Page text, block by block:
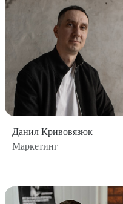
Данил Кривовязюк
Маркетинг